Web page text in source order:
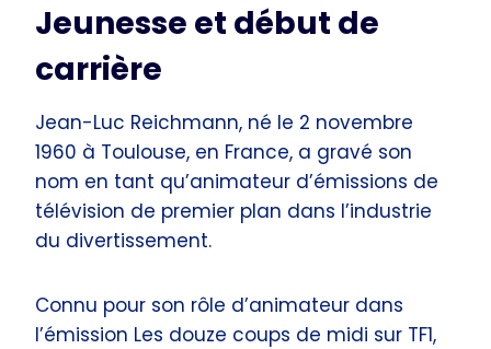
Jeunesse et début de
carrière
Jean-Luc Reichmann, né le 2 novembre
1960 à Toulouse, en France, a gravé son
nom en tant qu’animateur d’émissions de
télévision de premier plan dans l’industrie
du divertissement.
Connu pour son rôle d’animateur dans
l’émission Les douze coups de midi sur TF1,